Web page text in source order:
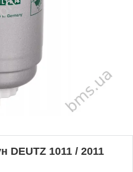
DEUTZ 1011 / 2011